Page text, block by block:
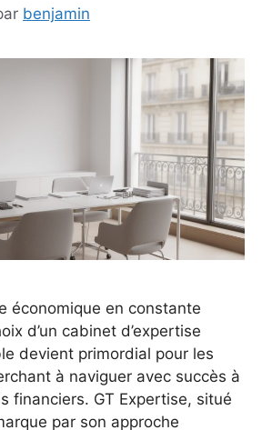
benjamin
économique en constante
d’un cabinet d’expertise
devient primordial pour les
à naviguer avec succès à
financiers. GT Expertise, situé
par son approche